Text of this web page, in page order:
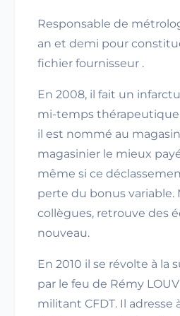
Responsable de
an et demi pour
fichier fournisseur .
En 2008, il fait un
mi-temps
il est nommé au magasin
magasinier le mieux
même si ce
perte du bonus variable.
collègues, retrouve des
nouveau.
En 2010 il se révolte à la
par le feu de Rémy
militant CFDT. Il adresse